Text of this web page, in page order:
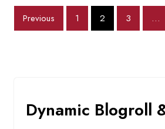
Posts
Previous 1 2 3 …
Dynamic Blogroll